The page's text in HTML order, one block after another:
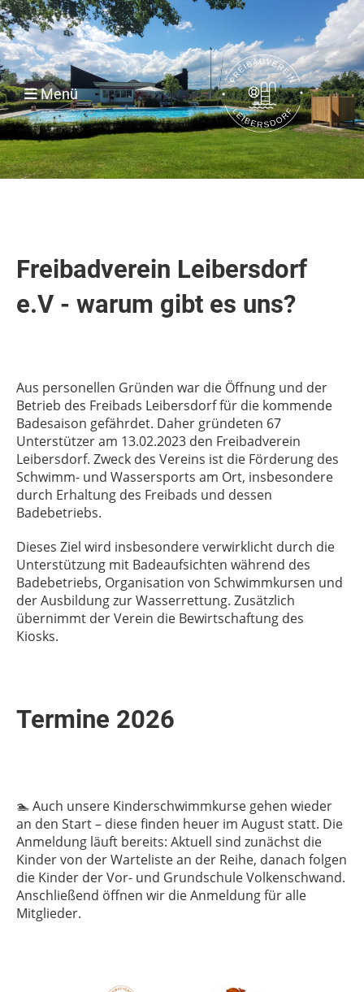
Menü
Freibadverein Leibersdorf
e.V - warum gibt es uns?
Aus personellen Gründen war die Öffnung und der
Betrieb des Freibads Leibersdorf für die kommende
Badesaison gefährdet. Daher gründeten 67
Unterstützer am 13.02.2023 den Freibadverein
Leibersdorf. Zweck des Vereins ist die Förderung des
Schwimm- und Wassersports am Ort, insbesondere
durch Erhaltung des Freibads und dessen
Badebetriebs.
Dieses Ziel wird insbesondere verwirklicht durch die
Unterstützung mit Badeaufsichten während des
Badebetriebs, Organisation von Schwimmkursen und
der Ausbildung zur Wasserrettung. Zusätzlich
übernimmt der Verein die Bewirtschaftung des
Kiosks.
Termine 2026
🏊 Auch unsere Kinderschwimmkurse gehen wieder
an den Start – diese finden heuer im August statt. Die
Anmeldung läuft bereits: Aktuell sind zunächst die
Kinder von der Warteliste an der Reihe, danach folgen
die Kinder der Vor- und Grundschule Volkenschwand.
Anschließend öffnen wir die Anmeldung für alle
Mitglieder.